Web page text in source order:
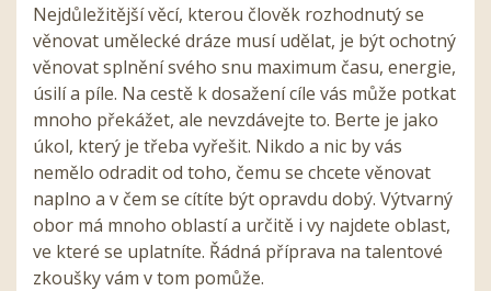
Nejdůležitější věcí, kterou člověk rozhodnutý se
věnovat umělecké dráze musí udělat, je být ochotný
věnovat splnění svého snu maximum času, energie,
úsilí a píle. Na cestě k dosažení cíle vás může potkat
mnoho překážet, ale nevzdávejte to. Berte je jako
úkol, který je třeba vyřešit. Nikdo a nic by vás
nemělo odradit od toho, čemu se chcete věnovat
naplno a v čem se cítíte být opravdu dobý. Výtvarný
obor má mnoho oblastí a určitě i vy najdete oblast,
ve které se uplatníte. Řádná příprava na talentové
zkoušky vám v tom pomůže.